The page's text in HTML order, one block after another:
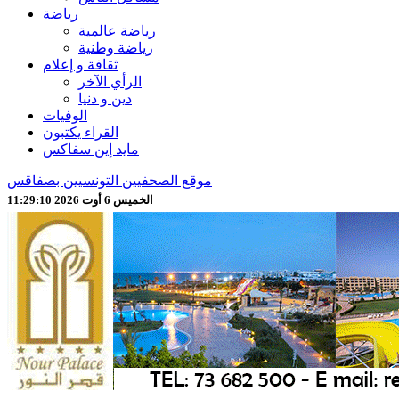
رياضة
رياضة عالمية
رياضة وطنية
ثقافة و إعلام
الرأي الآخر
دين و دنيا
الوفيات
القراء يكتبون
مايد إين سفاكس
موقع الصحفيين التونسيين بصفاقس
الخميس 6 أوت 2026 11:29:12